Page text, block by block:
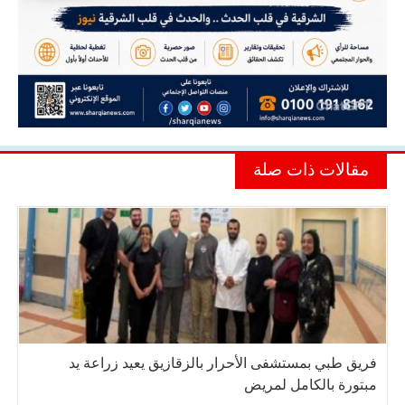
مقالات ذات صلة
فريق طبي بمستشفى الأحرار بالزقازيق يعيد زراعة يد
مبتورة بالكامل لمريض